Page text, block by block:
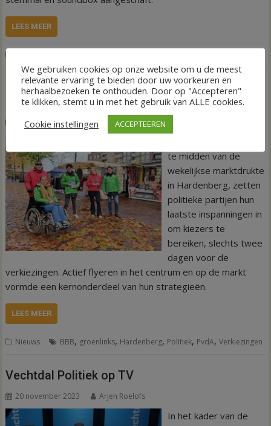
LEES MEER
Partijen Actief op Hardenbergse Markt Voor
Laatste Stemmenwerving
20 november 2023 Bas Schipper
te midden van de
wekelijkse marktdrukte
in Hardenberg, zetten
politieke partijen hun
laatste inspanningen in
om kiezers te
bereiken, slechts twee
dagen voor de
verkiezingen. Actief flyeren in het centrum en op de markt
vormde een kernonderdeel van hun strategieën.
LEES MEER
Nieuws BBB, groenlinks, Hardenberg, Politiek, PvdA,Verkiezingen
Vechtdal Politiek op TV
20 november 2023 Arjen Roelofs
In het kader van de
We gebruiken cookies op onze website om u de meest
relevante ervaring te bieden door uw voorkeuren en
herhaalbezoeken te onthouden. Door op "Accepteren"
te klikken, stemt u in met het gebruik van ALLE cookies.
Cookie instellingen
ACCEPTEEREN